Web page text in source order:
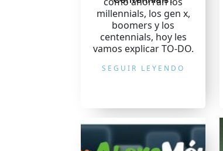
millennials, los gen x,
boomers y los
centennials, hoy les
vamos explicar TO-DO.
SEGUIR LEYENDO